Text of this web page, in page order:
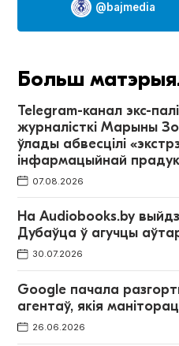
@bajmedia
Больш
Telegram-канал экс-
журналісткі Марыны
ўлады абвесцілі
інфармацыйнай
07.08.2026
На Audiobooks.by
Дубаўца ў агучцы
30.07.2026
Google пачала
агентаў, якія
26.06.2026